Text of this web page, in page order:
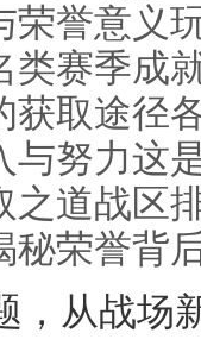
荣誉意义
类赛季成
获取途径
与努力这
之道战区
秘荣誉背
，从战场